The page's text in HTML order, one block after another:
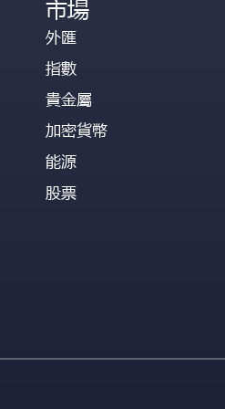
市場
外匯
指數
貴金屬
加密貨幣
能源
股票